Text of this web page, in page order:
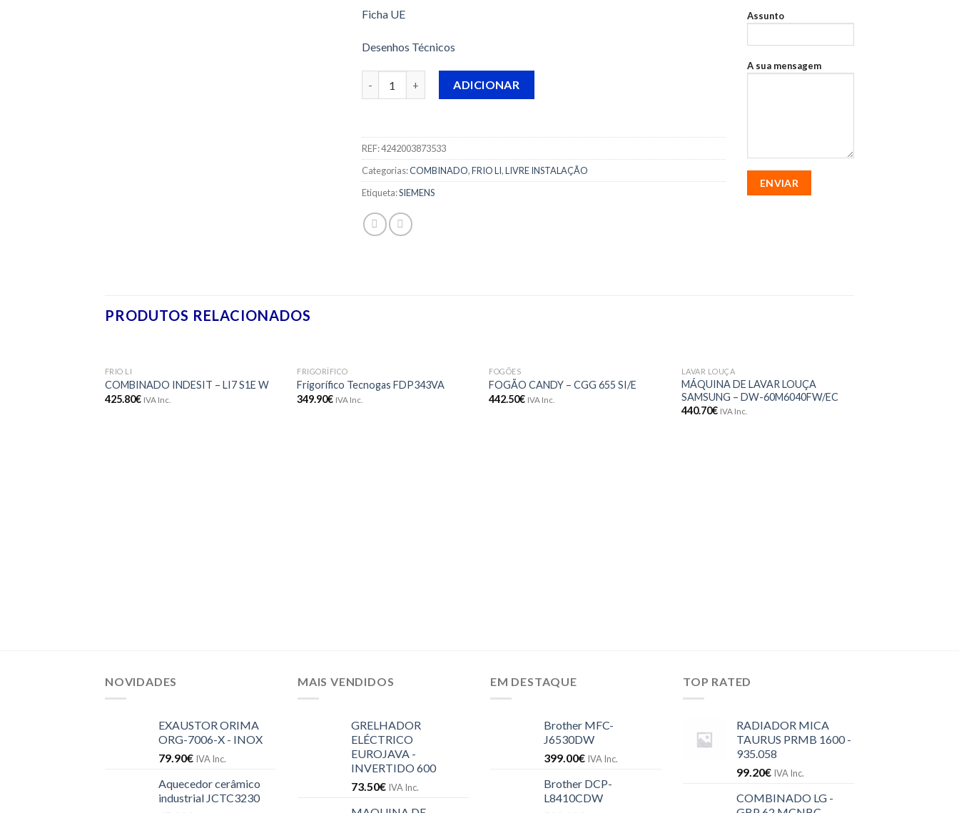
Ficha UE
Desenhos Técnicos
ADICIONAR
REF:4242003873533
Categorias:COMBINADO,FRIO LI,LIVRE INSTALAÇÃO
Etiqueta:SIEMENS
Assunto
A sua mensagem
PRODUTOS RELACIONADOS
Adicionar
aos meus
FRIO LI
COMBINADO INDESIT – LI7 S1E W
425.80€ IVA Inc.
Adicionar
aos meus
FRIGORÍFICO
Frigorífico Tecnogas FDP343VA
349.90€ IVA Inc.
Adicionar
aos meus
FOGÕES
FOGÃO CANDY – CGG 655 SI/E
442.50€ IVA Inc.
Adicionar
aos meus
desejos
LAVAR LOUÇA
MÁQUINA DE LAVAR LOUÇA
SAMSUNG – DW-60M6040FW/EC
440.70€ IVA Inc.
NOVIDADES
EXAUSTOR ORIMA
ORG-7006-X - INOX
79.90€ IVA Inc.
Aquecedor cerâmico
industrial JCTC3230
MAIS VENDIDOS
GRELHADOR
ELÉCTRICO
EUROJAVA -
INVERTIDO 600
73.50€ IVA Inc.
EM DESTAQUE
Brother MFC-
J6530DW
399.00€ IVA Inc.
Brother DCP-
L8410CDW
TOP RATED
RADIADOR MICA
TAURUS PRMB 1600 -
935.058
99.20€ IVA Inc.
COMBINADO LG -